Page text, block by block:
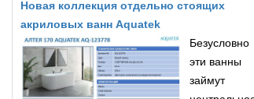
Новая коллекция отдельно стоящих
акриловых ванн Aquatek
Безусловно
эти ванны
займут